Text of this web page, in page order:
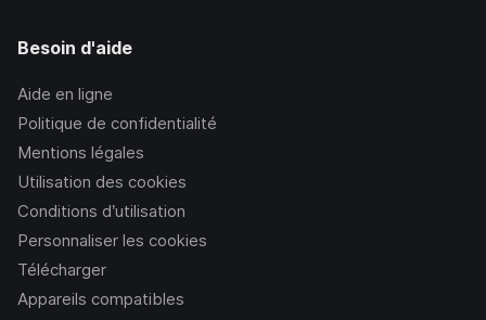
Besoin d'aide
Aide en ligne
Politique de confidentialité
Mentions légales
Utilisation des cookies
Conditions d’utilisation
Personnaliser les cookies
Télécharger
Appareils compatibles